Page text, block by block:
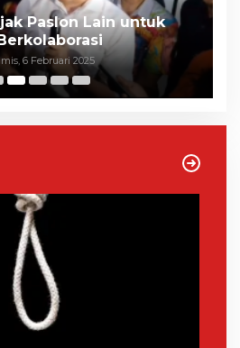
MK Tolak Gugatan
Segera Tetapkan
5 Februari 2025